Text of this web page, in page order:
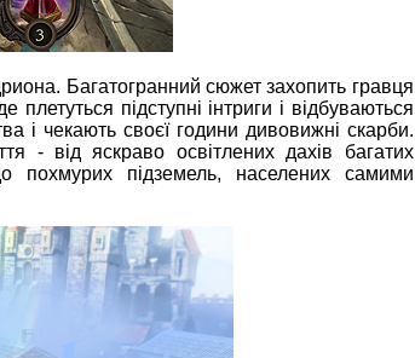
Багатогранний сюжет захопить гравця
підступні інтриги і відбуваються
і чекають своєї години дивовижні скарби.
- від яскраво освітлених дахів багатих
похмурих підземель, населених самими